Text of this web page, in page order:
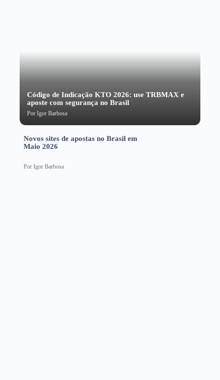
Código de Indicação KTO 2026: use TRBMAX e
aposte com segurança no Brasil
Por Igor Barbosa
Novos sites de apostas no Brasil em
Maio 2026
Por Igor Barbosa